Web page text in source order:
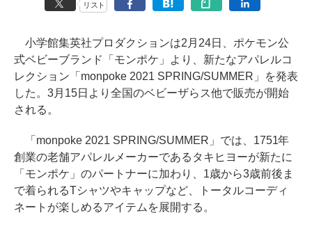
リスト
小学館集英社プロダクションは2月24日、ポケモン公
式ベビーブランド「モンポケ」より、新たなアパレルコ
レクション「monpoke 2021 SPRING/SUMMER」を発表
した。3月15日より全国のベビーザらス他で販売が開始
される。
「monpoke 2021 SPRING/SUMMER」では、1751年
創業の老舗アパレルメーカーであるタキヒヨーが新たに
「モンポケ」のパートナーに加わり、1歳から3歳前後ま
で着られるTシャツやキャップなど、トータルコーディ
ネートが楽しめるアイテムを展開する。